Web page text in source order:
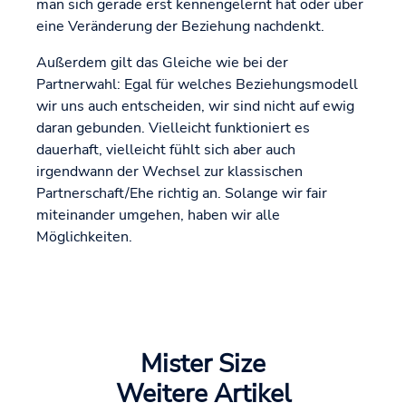
man sich gerade erst kennengelernt hat oder über
eine Veränderung der Beziehung nachdenkt.
Außerdem gilt das Gleiche wie bei der
Partnerwahl: Egal für welches Beziehungsmodell
wir uns auch entscheiden, wir sind nicht auf ewig
daran gebunden. Vielleicht funktioniert es
dauerhaft, vielleicht fühlt sich aber auch
irgendwann der Wechsel zur klassischen
Partnerschaft/Ehe richtig an. Solange wir fair
miteinander umgehen, haben wir alle
Möglichkeiten.
Mister Size
Weitere Artikel